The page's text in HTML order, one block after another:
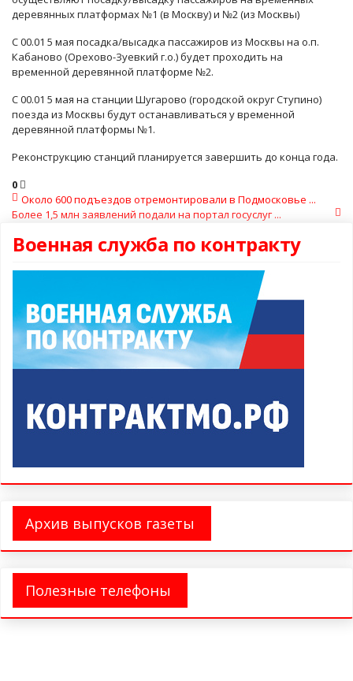
деревянных платформах №1 (в Москву) и №2 (из Москвы)
С 00.01 5 мая посадка/высадка пассажиров из Москвы на о.п.
Кабаново (Орехово-Зуевкий г.о.) будет проходить на
временной деревянной платформе №2.
С 00.01 5 мая на станции Шугарово (городской округ Ступино)
поезда из Москвы будут останавливаться у временной
деревянной платформы №1.
Реконструкцию станций планируется завершить до конца года.
0
Около 600 подъездов отремонтировали в Подмосковье ...
Более 1,5 млн заявлений подали на портал госуслуг ...
Военная служба по контракту
Архив выпусков газеты
Полезные телефоны